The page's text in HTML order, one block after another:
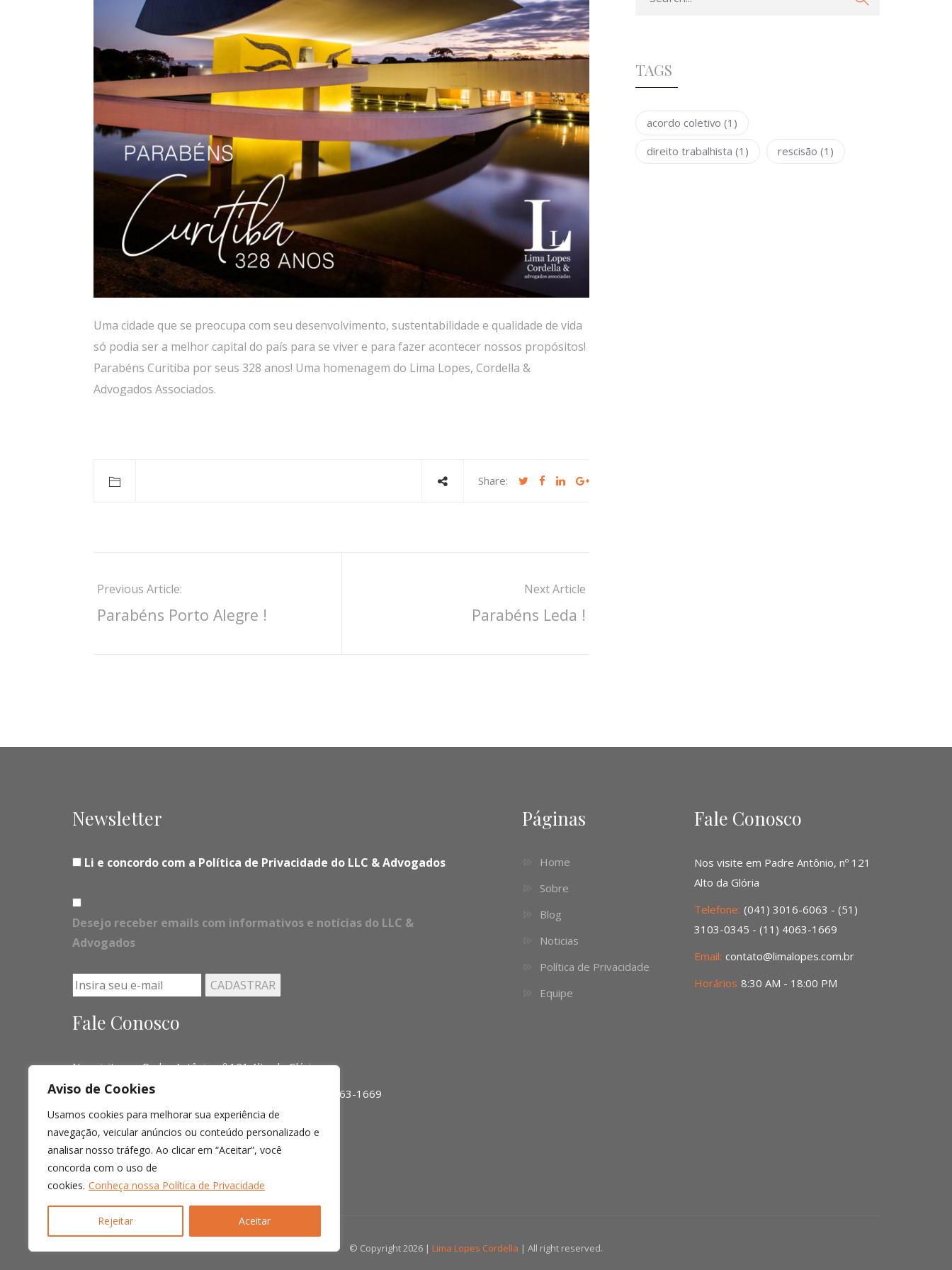
Aviso de Cookies
Usamos cookies para melhorar sua experiência de
navegação, veicular anúncios ou conteúdo personalizado e
analisar nosso tráfego. Ao clicar em “Aceitar”, você
concorda com o uso de
cookies. Conheça nossa Política de Privacidade
Rejeitar Aceitar
Uma cidade que se preocupa com seu desenvolvimento, sustentabilidade e qualidade de vida
só podia ser a melhor capital do país para se viver e para fazer acontecer nossos propósitos!
Parabéns Curitiba por seus 328 anos! Uma homenagem do Lima Lopes, Cordella &
Advogados Associados.
Share:
Previous Article:
Parabéns Porto Alegre !
Next Article
Parabéns Leda !
TAGS
acordo coletivo (1)
direito trabalhista (1) rescisão (1)
Newsletter
Li e concordo com a Política de Privacidade do LLC & Advogados
Desejo receber emails com informativos e notícias do LLC &
Advogados
Fale Conosco
Nos visite em Padre Antônio, nº 121 Alto da Glória
Telefone: (041) 3016-6063 - (51) 3103-0345 - (11) 4063-1669
Email: contato@limalopes.com.br
Horários 8:30 AM - 18:00 PM
Páginas
Home
Sobre
Blog
Noticias
Política de Privacidade
Equipe
Fale Conosco
Nos visite em Padre Antônio, nº 121
Alto da Glória
Telefone: (041) 3016-6063 - (51)
3103-0345 - (11) 4063-1669
Email: contato@limalopes.com.br
Horários 8:30 AM - 18:00 PM
© Copyright 2026 | Lima Lopes Cordella | All right reserved.